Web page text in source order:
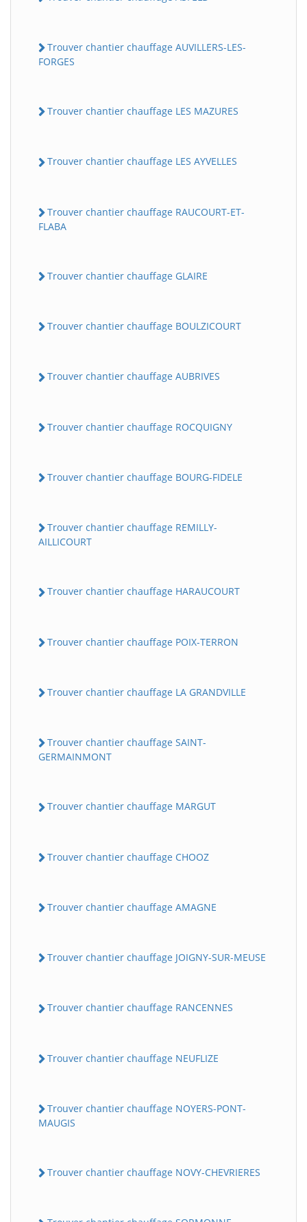
Trouver chantier chauffage AUVILLERS-LES-
FORGES
Trouver chantier chauffage LES MAZURES
Trouver chantier chauffage LES AYVELLES
Trouver chantier chauffage RAUCOURT-ET-
FLABA
Trouver chantier chauffage GLAIRE
Trouver chantier chauffage BOULZICOURT
Trouver chantier chauffage AUBRIVES
Trouver chantier chauffage ROCQUIGNY
Trouver chantier chauffage BOURG-FIDELE
Trouver chantier chauffage REMILLY-
AILLICOURT
Trouver chantier chauffage HARAUCOURT
Trouver chantier chauffage POIX-TERRON
Trouver chantier chauffage LA GRANDVILLE
Trouver chantier chauffage SAINT-
GERMAINMONT
Trouver chantier chauffage MARGUT
Trouver chantier chauffage CHOOZ
Trouver chantier chauffage AMAGNE
Trouver chantier chauffage JOIGNY-SUR-MEUSE
Trouver chantier chauffage RANCENNES
Trouver chantier chauffage NEUFLIZE
Trouver chantier chauffage NOYERS-PONT-
MAUGIS
Trouver chantier chauffage NOVY-CHEVRIERES